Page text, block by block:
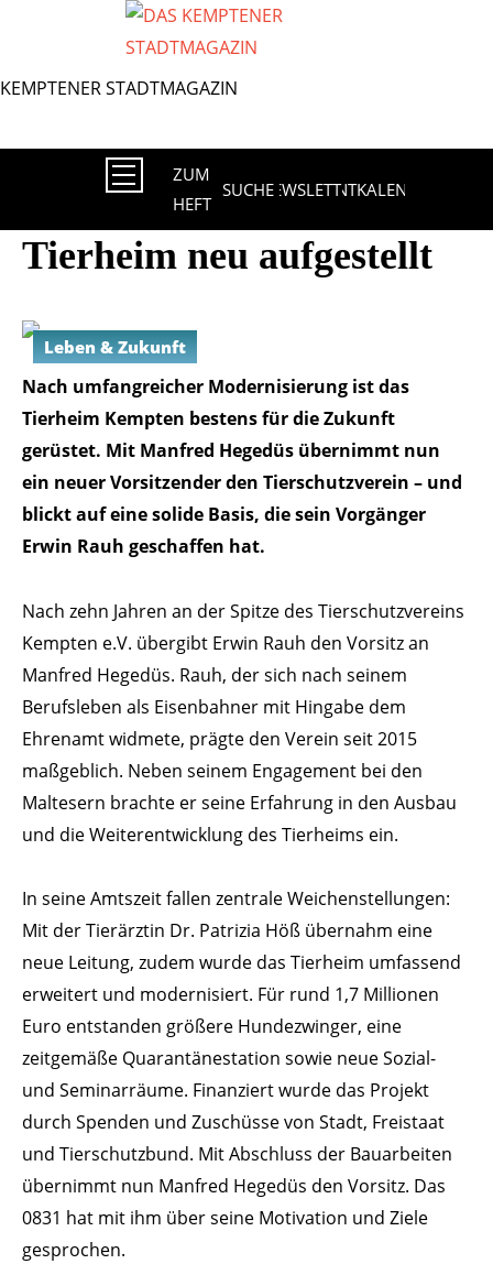
Inhalt
ZUM
HEFT
SUCHENEWSLETTEREVENTKALENDER
Tierheim neu aufgestellt
Leben & Zukunft
Nach umfangreicher Modernisierung ist das
Tierheim Kempten bestens für die Zukunft
gerüstet. Mit Manfred Hegedüs übernimmt nun
ein neuer Vorsitzender den Tierschutzverein – und
blickt auf eine solide Basis, die sein Vorgänger
Erwin Rauh geschaffen hat.
Nach zehn Jahren an der Spitze des Tierschutzvereins
Kempten e.V. übergibt Erwin Rauh den Vorsitz an
Manfred Hegedüs. Rauh, der sich nach seinem
Berufsleben als Eisenbahner mit Hingabe dem
Ehrenamt widmete, prägte den Verein seit 2015
maßgeblich. Neben seinem Engagement bei den
Maltesern brachte er seine Erfahrung in den Ausbau
und die Weiterentwicklung des Tierheims ein.
In seine Amtszeit fallen zentrale Weichenstellungen:
Mit der Tierärztin Dr. Patrizia Höß übernahm eine
neue Leitung, zudem wurde das Tierheim umfassend
erweitert und modernisiert. Für rund 1,7 Millionen
Euro entstanden größere Hundezwinger, eine
zeitgemäße Quarantänestation sowie neue Sozial-
und Seminarräume. Finanziert wurde das Projekt
durch Spenden und Zuschüsse von Stadt, Freistaat
und Tierschutzbund. Mit Abschluss der Bauarbeiten
übernimmt nun Manfred Hegedüs den Vorsitz. Das
0831 hat mit ihm über seine Motivation und Ziele
gesprochen.